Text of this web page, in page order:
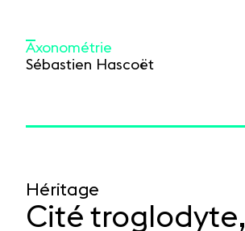
Axonométrie
Sébastien Hascoët
Héritage
Cité troglodyte,